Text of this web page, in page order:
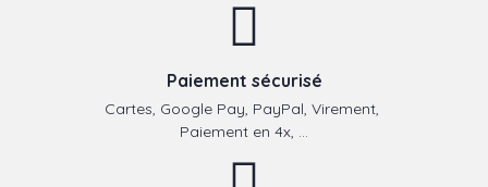
Paiement sécurisé
Cartes, Google Pay, PayPal, Virement,
Paiement en 4x, ...